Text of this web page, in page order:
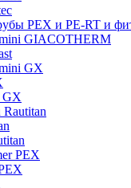
PEX и PE-RT и
GIACOTHERM
GX
GX
PEX